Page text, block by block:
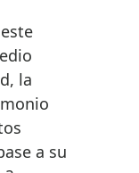
la
a su